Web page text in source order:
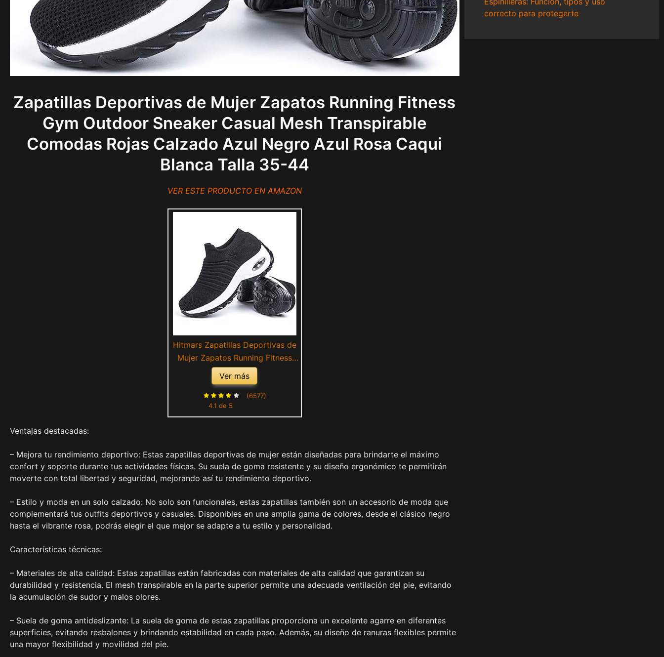
Zapatillas Deportivas de Mujer Zapatos Running Fitness
Gym Outdoor Sneaker Casual Mesh Transpirable
Comodas Rojas Calzado Azul Negro Azul Rosa Caqui
Blanca Talla 35-44
VER ESTE PRODUCTO EN AMAZON
Hitmars Zapatillas Deportivas de
Mujer Zapatos Running Fitness
Outdoor Sneaker Casual Mesh
Transpirable Comodas Calzado
Negro Blanco 2 Talla 38
Ver más
4.1 de 5
(6577)
Ventajas destacadas:
– Mejora tu rendimiento deportivo: Estas zapatillas deportivas de mujer están diseñadas para brindarte el máximo
confort y soporte durante tus actividades físicas. Su suela de goma resistente y su diseño ergonómico te permitirán
moverte con total libertad y seguridad, mejorando así tu rendimiento deportivo.
– Estilo y moda en un solo calzado: No solo son funcionales, estas zapatillas también son un accesorio de moda que
complementará tus outfits deportivos y casuales. Disponibles en una amplia gama de colores, desde el clásico negro
hasta el vibrante rosa, podrás elegir el que mejor se adapte a tu estilo y personalidad.
Características técnicas:
– Materiales de alta calidad: Estas zapatillas están fabricadas con materiales de alta calidad que garantizan su
durabilidad y resistencia. El mesh transpirable en la parte superior permite una adecuada ventilación del pie, evitando
la acumulación de sudor y malos olores.
– Suela de goma antideslizante: La suela de goma de estas zapatillas proporciona un excelente agarre en diferentes
superficies, evitando resbalones y brindando estabilidad en cada paso. Además, su diseño de ranuras flexibles permite
una mayor flexibilidad y movilidad del pie.
correcto para protegerte